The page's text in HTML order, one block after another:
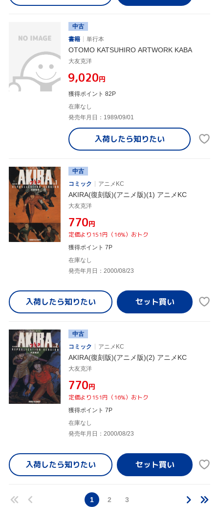
中古
書籍
単行本
OTOMO KATSUHIRO ARTWORK KABA
大友克洋
¥9,020円
獲得ポイント 82P
在庫なし
発売年月日：1989/09/01
入荷したら知りたい
中古
コミック
アニメKC
AKIRA(復刻版)(アニメ版)(1) アニメKC
大友克洋
¥770円
定価より151円（16%）おトク
獲得ポイント 7P
在庫なし
発売年月日：2000/08/23
入荷したら知りたい
中古
コミック
アニメKC
AKIRA(復刻版)(アニメ版)(2) アニメKC
大友克洋
¥770円
定価より151円（16%）おトク
獲得ポイント 7P
在庫なし
発売年月日：2000/08/23
入荷したら知りたい
1 2 3